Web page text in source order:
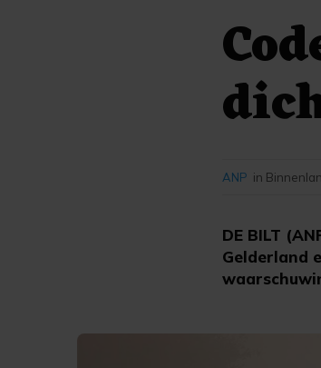
DE BILT
Gelderland
ANP in